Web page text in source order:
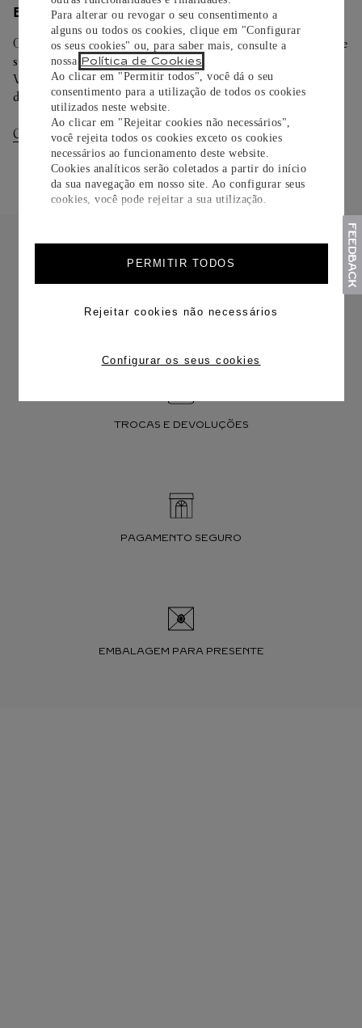
Para alterar ou revogar o seu consentimento a
alguns ou todos os cookies, clique em "Configurar
os seus cookies" ou, para saber mais, consulte a
nossa Política de Cookies
Ao clicar em "Permitir todos", você dá o seu
consentimento para a utilização de todos os cookies
utilizados neste website.
Ao clicar em "Rejeitar cookies não necessários",
você rejeita todos os cookies exceto os cookies
necessários ao funcionamento deste website.
Cookies analíticos serão coletados a partir do início
da sua navegação em nosso site. Ao configurar seus
cookies, você pode rejeitar a sua utilização.
PERMITIR TODOS
Rejeitar cookies não necessários
Configurar os seus cookies
ENTREGA/DEVOLUÇÃO
Oferecemos diferentes opções de entrega. Selecione o envio de
sua preferência na finalização de seu pedido.
Você pode trocar ou devolver sua criação Cartier em até 30
dias.
Consultar Entregas Consultar Devoluções
FRETE CORTESIA
TROCAS E DEVOLUÇÕES
PAGAMENTO SEGURO
EMBALAGEM PARA PRESENTE